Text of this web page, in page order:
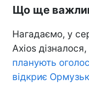
Що ще
Нагадаємо, у
Axios
планують
відкриє